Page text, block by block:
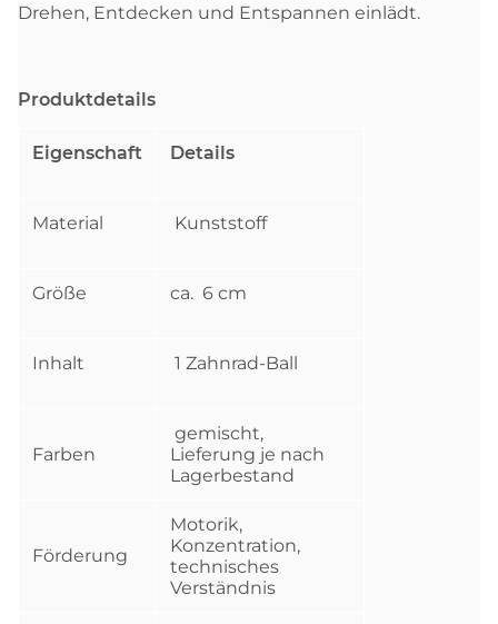
Drehen, Entdecken und Entspannen einlädt.
Produktdetails
Eigenschaft Details
Material Kunststoff
Größe ca. 6 cm
Inhalt 1 Zahnrad-Ball
Farben
gemischt,
Lieferung je nach
Lagerbestand
Förderung
Motorik,
Konzentration,
technisches
Verständnis